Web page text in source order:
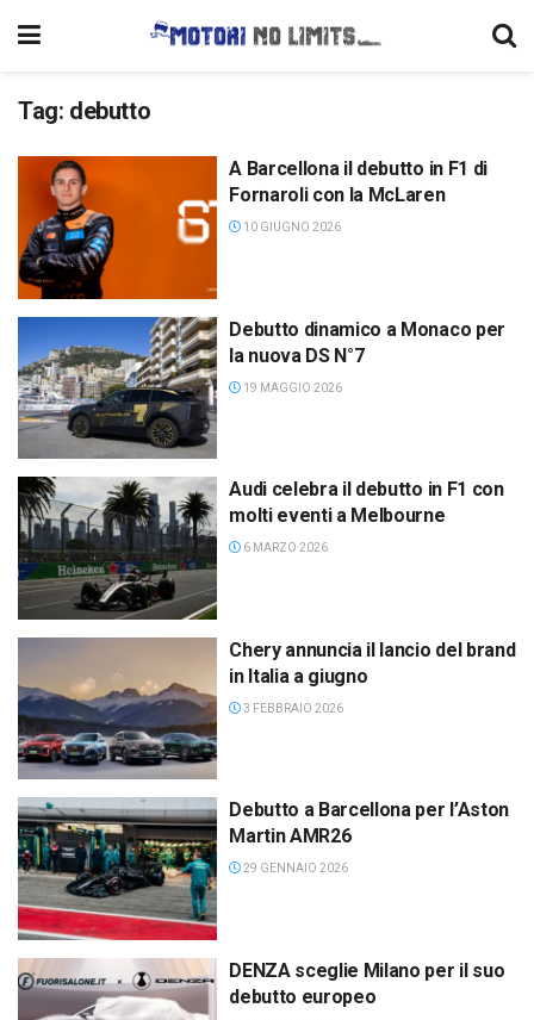
Tag: debutto
A Barcellona il debutto in F1 di
Fornaroli con la McLaren
10 GIUGNO 2026
Debutto dinamico a Monaco per
la nuova DS N°7
19 MAGGIO 2026
Audi celebra il debutto in F1 con
molti eventi a Melbourne
6 MARZO 2026
Chery annuncia il lancio del brand
in Italia a giugno
3 FEBBRAIO 2026
Debutto a Barcellona per l’Aston
Martin AMR26
29 GENNAIO 2026
DENZA sceglie Milano per il suo
debutto europeo